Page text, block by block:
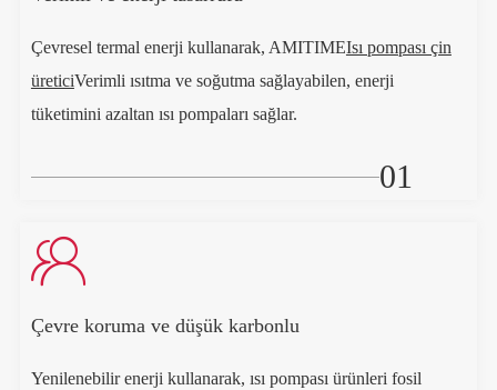
Çevresel termal enerji kullanarak, AMITIMEIsı pompası çin
üreticiVerimli ısıtma ve soğutma sağlayabilen, enerji
tüketimini azaltan ısı pompaları sağlar.
01

Çevre koruma ve düşük karbonlu
Yenilenebilir enerji kullanarak, ısı pompası ürünleri fosil